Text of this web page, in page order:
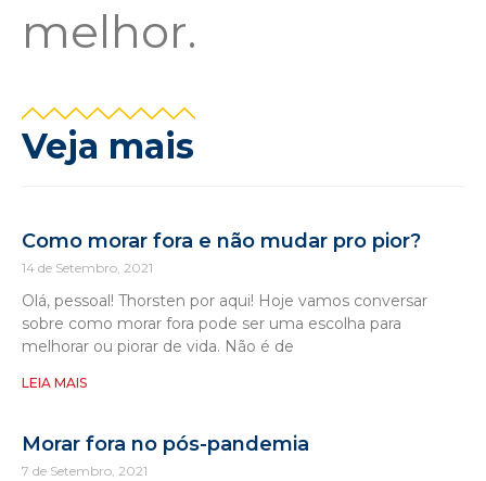
melhor.
Veja mais
Como morar fora e não mudar pro pior?
14 de Setembro, 2021
Olá, pessoal! Thorsten por aqui! Hoje vamos conversar
sobre como morar fora pode ser uma escolha para
melhorar ou piorar de vida. Não é de
LEIA MAIS
Morar fora no pós-pandemia
7 de Setembro, 2021